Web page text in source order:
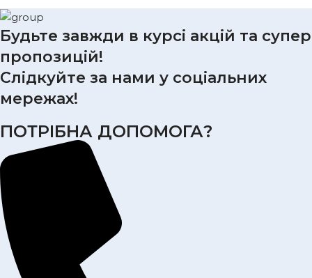
Будьте завжди в курсі акцій та супер
пропозицій!
Слідкуйте за нами у соціальних
мережах!
ПОТРІБНА ДОПОМОГА?